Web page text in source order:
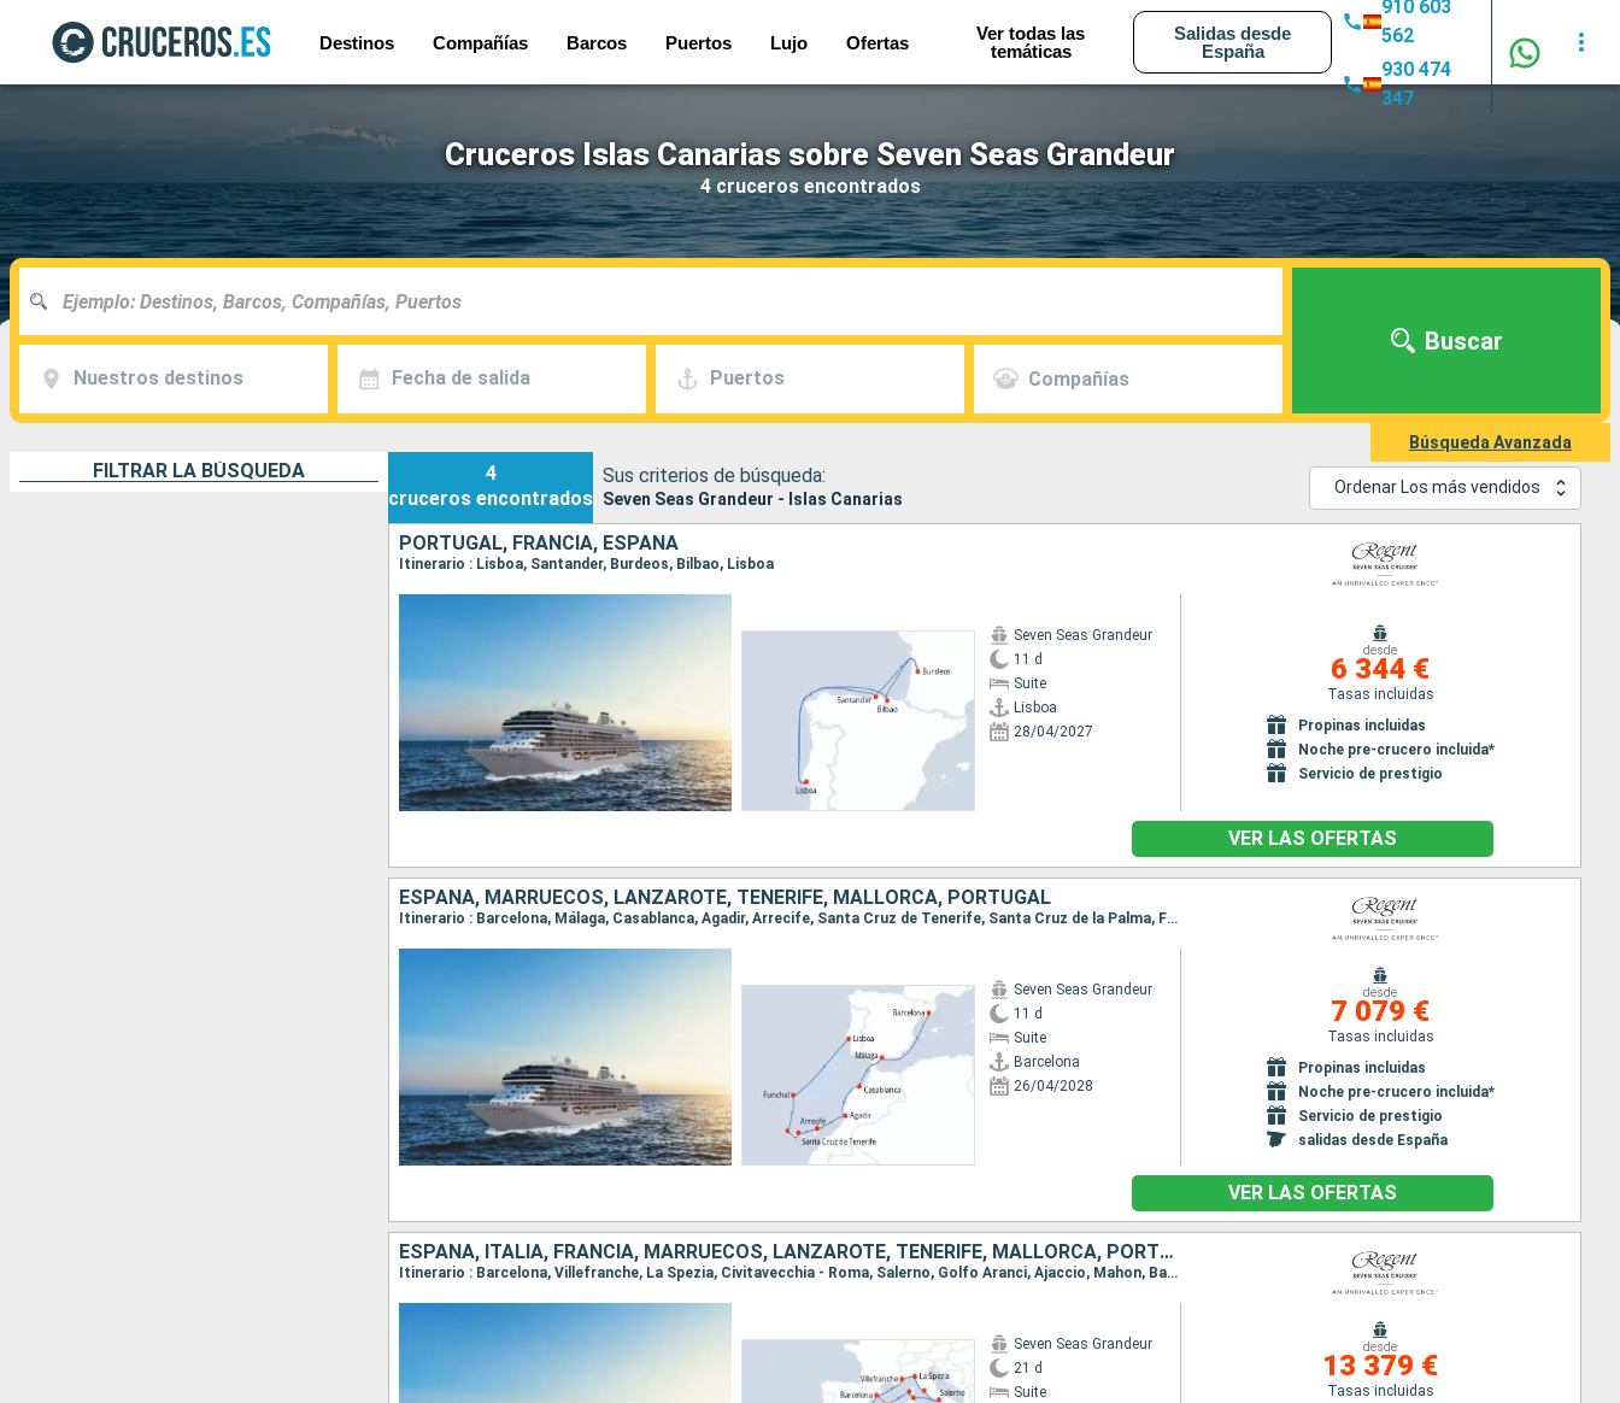
Destinos Compañías Barcos Puertos Lujo Ofertas
Ver todas las
temáticas
Salidas desde
España
910 603
562
930 474
347
Cruceros Islas Canarias sobre Seven Seas Grandeur
4 cruceros encontrados
Nuestros destinos Fecha de salida Puertos Compañías
Buscar
Búsqueda Avanzada
FILTRAR LA BÚSQUEDA
4
cruceros encontrados
Sus criterios de búsqueda:
Seven Seas Grandeur - Islas Canarias
Ordenar Los más vendidos
PORTUGAL, FRANCIA, ESPAÑA
Itinerario : Lisboa, Santander, Burdeos, Bilbao, Lisboa
Seven Seas Grandeur
11 d
Suite
Lisboa
28/04/2027
desde
6 344 €
Tasas incluidas
Propinas incluidas
Noche pre-crucero incluida*
Servicio de prestigio
VER LAS OFERTAS
ESPAÑA, MARRUECOS, LANZAROTE, TENERIFE, MALLORCA, PORTUGAL
Itinerario : Barcelona, Málaga, Casablanca, Agadir, Arrecife, Santa Cruz de Tenerife, Santa Cruz de la Palma, Funchal, Lisboa
Seven Seas Grandeur
11 d
Suite
Barcelona
26/04/2028
desde
7 079 €
Tasas incluidas
Propinas incluidas
Noche pre-crucero incluida*
Servicio de prestigio
salidas desde España
VER LAS OFERTAS
ESPAÑA, ITALIA, FRANCIA, MARRUECOS, LANZAROTE, TENERIFE, MALLORCA, PORTUGAL
Itinerario : Barcelona, Villefranche, La Spezia, Civitavecchia - Roma, Salerno, Golfo Aranci, Ajaccio, Mahon, Barcelona, Málaga, Casablanca, Agadir, Arrecife, Santa Cruz de Tenerife, Santa Cruz de la Palma, Funchal, Lisboa
Seven Seas Grandeur
21 d
Suite
desde
13 379 €
Tasas incluidas